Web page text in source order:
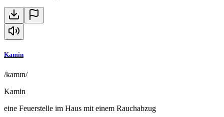
Kamin
/kamɪn/
Kamin
eine Feuerstelle im Haus mit einem Rauchabzug